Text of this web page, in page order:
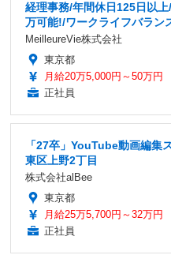
経理事務/年間休日125日以
万可能!/ワークライフバラン
MeilleureVie株式会社
東京都
月給20万5,000円～50万円
正社員
「27卒」YouTube動画編集
東区上野2丁目
株式会社alBee
東京都
月給25万5,700円～32万円
正社員